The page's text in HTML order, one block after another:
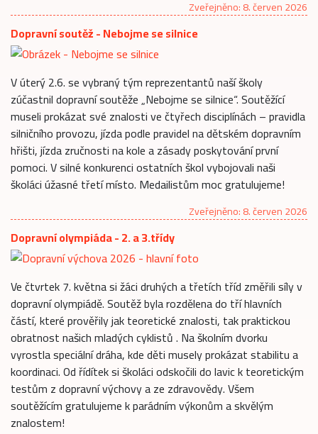
Zveřejněno: 8. červen 2026
Dopravní soutěž - Nebojme se silnice
V úterý 2.6. se vybraný tým reprezentantů naší školy
zúčastnil dopravní soutěže „Nebojme se silnice“. Soutěžící
museli prokázat své znalosti ve čtyřech disciplínách – pravidla
silničního provozu, jízda podle pravidel na dětském dopravním
hřišti, jízda zručnosti na kole a zásady poskytování první
pomoci. V silné konkurenci ostatních škol vybojovali naši
školáci úžasné třetí místo. Medailistům moc gratulujeme!
Zveřejněno: 8. červen 2026
Dopravní olympiáda - 2. a 3.třídy
Ve čtvrtek 7. května si žáci druhých a třetích tříd změřili síly v
dopravní olympiádě. Soutěž byla rozdělena do tří hlavních
částí, které prověřily jak teoretické znalosti, tak praktickou
obratnost našich mladých cyklistů . Na školním dvorku
vyrostla speciální dráha, kde děti musely prokázat stabilitu a
koordinaci. Od řídítek si školáci odskočili do lavic k teoretickým
testům z dopravní výchovy a ze zdravovědy. Všem
soutěžícím gratulujeme k parádním výkonům a skvělým
znalostem!